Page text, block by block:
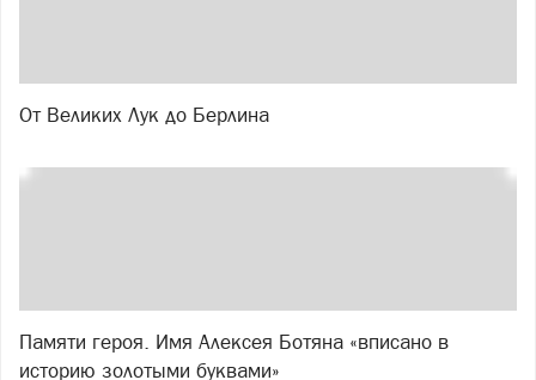
От Великих Лук до Берлина
Памяти героя. Имя Алексея Ботяна «вписано в
историю золотыми буквами»